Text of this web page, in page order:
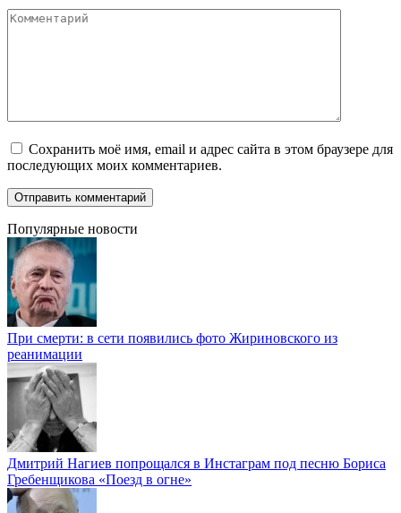
Комментарий
Сохранить моё имя, email и адрес сайта в этом браузере для
последующих моих комментариев.
Популярные новости
При смерти: в сети появились фото Жириновского из
реанимации
Дмитрий Нагиев попрощался в Инстаграм под песню Бориса
Гребенщикова «Поезд в огне»